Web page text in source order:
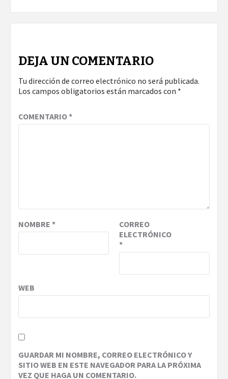
DEJA UN COMENTARIO
Tu dirección de correo electrónico no será publicada.
Los campos obligatorios están marcados con *
COMENTARIO*
NOMBRE *
CORREO
ELECTRÓNICO
*
WEB
GUARDAR MI NOMBRE, CORREO ELECTRÓNICO Y
SITIO WEB EN ESTE NAVEGADOR PARA LA PRÓXIMA
VEZ QUE HAGA UN COMENTARIO.